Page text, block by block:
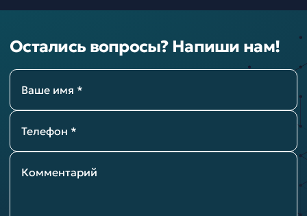
Остались вопросы? Напиши нам!
Ваше имя *
Телефон *
Комментарий